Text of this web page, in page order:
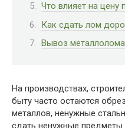
Что влияет на цену
Как сдать лом
Вывоз
На производствах,
быту часто остаются
металлов, ненужные
сдать ненужные предметы